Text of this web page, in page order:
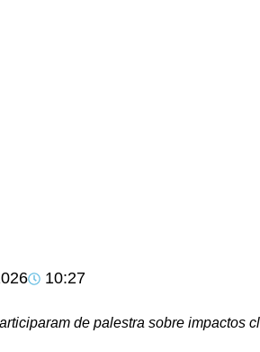
10:27
de palestra sobre impactos